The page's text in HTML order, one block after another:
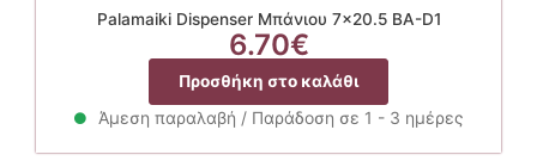
Palamaiki Dispenser Μπάνιου 7×20.5 BA-D1
6.70€
Προσθήκη στο καλάθι
Άμεση παραλαβή / Παράδοση σε 1 - 3 ημέρες